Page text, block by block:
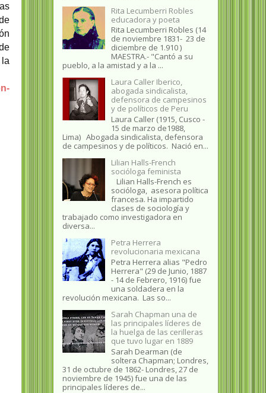
Rita Lecumberri Robles
educadora y poeta
Rita Lecumberri Robles (14
de noviembre 1831- 23 de
diciembre de 1.910 )
MAESTRA.- "Cantó a su
pueblo, a la amistad y a la ...
Laura Caller Iberico,
abogada sindicalista,
defensora de campesinos
y de políticos de Peru
Laura Caller (1915, Cusco -
15 de marzo de1988,
Lima) Abogada sindicalista, defensora
de campesinos y de políticos. Nació en...
Lilian Halls-French
socióloga feminista
Lilian Halls-French es
socióloga, asesora política
francesa. Ha impartido
clases de sociología y
trabajado como investigadora en
diversa...
Petra Herrera
revolucionaria mexicana
Petra Herrera alias "Pedro
Herrera" (29 de Junio, 1887
- 14 de Febrero, 1916) fue
una soldadera en la
revolución mexicana. Las so...
Sarah Chapman una de
las principales líderes de
la huelga de las cerilleras
que tuvo lugar en 1889
Sarah Dearman (de
soltera Chapman; Londres,
31 de octubre de 1862​- Londres, 27 de
noviembre de 1945)​ fue una de las
principales líderes de...